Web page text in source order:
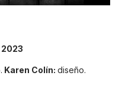
Karen Colín: diseño.